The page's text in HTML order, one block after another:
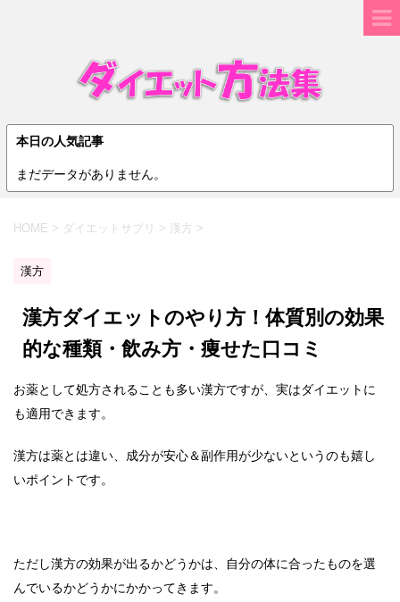
本日の人気記事
まだデータがありません。
HOME > ダイエットサプリ > 漢方 >
漢方
漢方ダイエットのやり方！体質別の効果
的な種類・飲み方・痩せた口コミ
お薬として処方されることも多い漢方ですが、実はダイエットに
も適用できます。
漢方は薬とは違い、成分が安心＆副作用が少ないというのも嬉し
いポイントです。
ただし漢方の効果が出るかどうかは、自分の体に合ったものを選
んでいるかどうかにかかってきます。